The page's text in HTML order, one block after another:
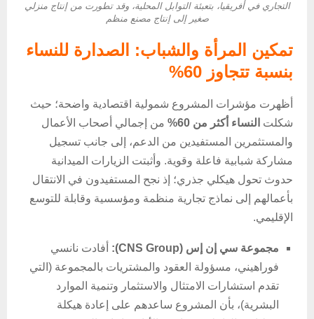
التجاري في أفريقيا، بتعبئة التوابل المحلية، وقد تطورت من إنتاج منزلي
صغير إلى إنتاج مصنع منظم
تمكين المرأة والشباب: الصدارة للنساء
بنسبة تتجاوز 60%
أظهرت مؤشرات المشروع شمولية اقتصادية واضحة؛ حيث
شكلت النساء أكثر من 60%
من إجمالي أصحاب الأعمال
والمستثمرين المستفيدين من الدعم، إلى جانب تسجيل
مشاركة شبابية فاعلة وقوية. وأثبتت الزيارات الميدانية
حدوث تحول هيكلي جذري؛ إذ نجح المستفيدون في الانتقال
بأعمالهم إلى نماذج تجارية منظمة ومؤسسية وقابلة للتوسع
الإقليمي.
مجموعة سي إن إس (CNS Group):
أفادت نانسي
فوراهيني، مسؤولة العقود والمشتريات بالمجموعة (التي
تقدم استشارات الامتثال والاستثمار وتنمية الموارد
البشرية)، بأن المشروع ساعدهم على إعادة هيكلة